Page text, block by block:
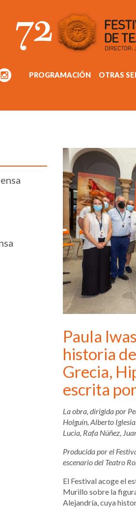
PROGRAMACIÓN OTRAS
Paula
historia
Grecia,
escrita
La obra, dirigida por
Holguín, Alberto
Lucia, Rafa Núñez,
Producida por el
escenario del Teatro
El Festival acoge el
Murillo sobre la
Alejandría, cuya